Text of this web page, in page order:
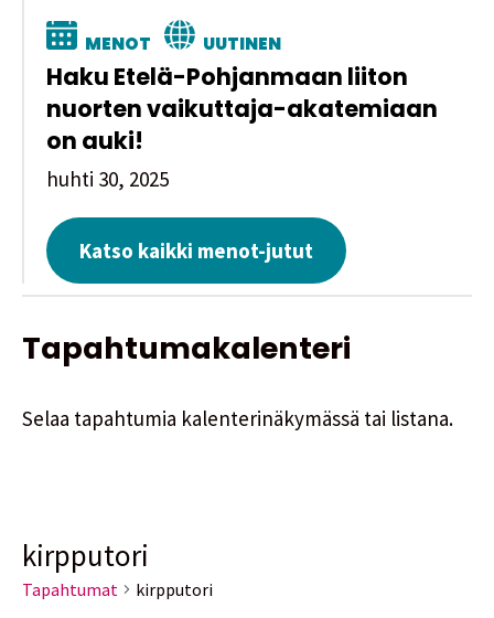
MENOT UUTINEN
Haku Etelä-Pohjanmaan liiton
nuorten vaikuttaja-akatemiaan
on auki!
huhti 30, 2025
Katso kaikki menot-jutut
Tapahtumakalenteri
Selaa tapahtumia kalenterinäkymässä tai listana.
kirpputori
Tapahtumat kirpputori